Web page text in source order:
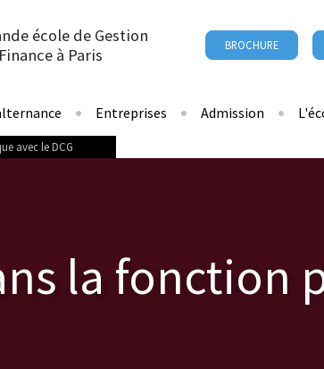
la fonction
école de Gestion
à Paris
BROCHURE
Entreprises Admission
avec le DCG